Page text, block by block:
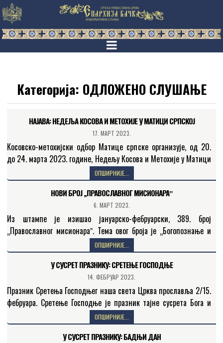
Категорија: ОДЛОЖЕНО СЛУШАЊЕ
НАЈАВА: НЕДЕЉА КОСОВА И МЕТОХИЈЕ У МАТИЦИ СРПСКОЈ
17. МАРТ 2023.
Косовско-метохијски одбор Матице српске организује, од 20.
до 24. марта 2023. године, Недељу Косова и Метохије у Матици
српској. О раду Косовскометохијског одбора и програму…
ОПШИРНИЈЕ...
НОВИ БРОЈ „ПРАВОСЛАВНОГ МИСИОНАРАˮ
6. МАРТ 2023.
Из штампе је изишао јануарско-фебруарски, 389. број
„Православног мисионараˮ. Тема овог броја је „Богопознање и
богословљеˮ. Садржај новог броја „Православног мисионараˮ
слушаоцима Радио-Беседе представио је…
ОПШИРНИЈЕ...
У СУСРЕТ ПРАЗНИКУ: СРЕТЕЊЕ ГОСПОДЊЕ
14. ФЕБРУАР 2023.
Празник Сретења Господњег наша света Црква прославља 2/15.
фебруара. Сретење Господње је празник тајне сусрета Бога и
човека, неба и земље, нествореног и створеног. О…
ОПШИРНИЈЕ...
У СУСРЕТ ПРАЗНИКУ: БАДЊИ ДАН